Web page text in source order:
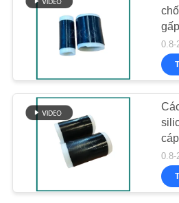
CÁC
TRƯỜNG
lạnh
thắt dây cáp